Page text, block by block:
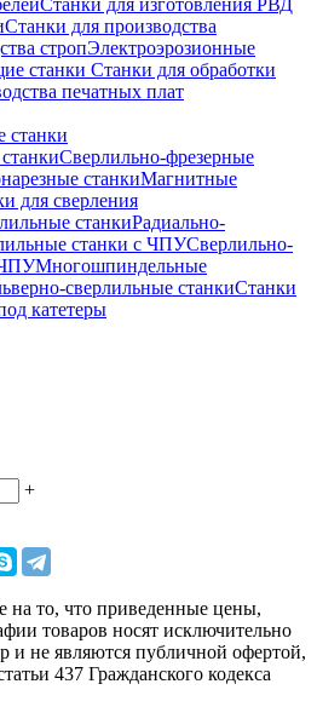
Станки для производства
стропЭлектроэрозионные
станки Станки для обработки
печатных плат
станки
Сверлильно-фрезерные
станкиМагнитные
для сверления
станкиРадиально-
станки с ЧПУСверлильно-
ЧПУМногошпиндельные
сверлильные станкиСтанки
катетеры
+
то, что приведенные цены,
товаров носят исключительно
и не являются публичной офертой,
437 Гражданского кодекса